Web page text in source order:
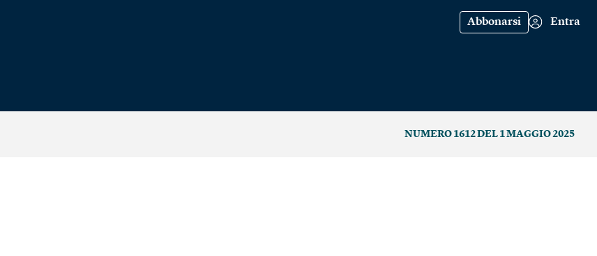
Abbonarsi Entra
NUMERO 1612 DEL 1 MAGGIO 2025